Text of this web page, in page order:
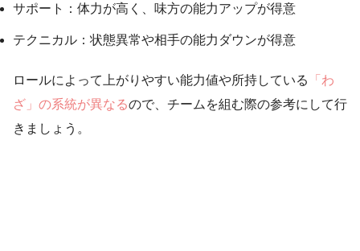
サポート：体力が高く、味方の能力アップが得意
テクニカル：状態異常や相手の能力ダウンが得意
ロールによって上がりやすい能力値や所持している
「わ
ざ」の系統が異なるので、チームを組む際の参考にして行
きましょう。